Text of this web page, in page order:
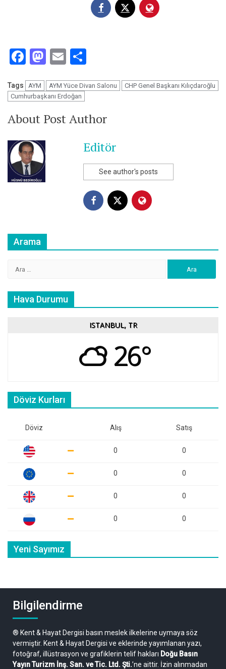
Facebook
Mastodon
Email
Tags AYM AYM Yüce Divan Salonu
CHP Genel Başkanı Kılıçdaroğlu
Cumhurbaşkanı Erdoğan
About Post Author
Editör
See author's posts
Arama
Hava Durumu
ISTANBUL, TR
26°
Döviz Kurları
Döviz Alış Satış
0 0
0 0
0 0
0 0
Yeni Sayımız
Bilgilendirme
® Kent & Hayat Dergisi basın meslek ilkelerine uymaya söz
vermiştir. Kent & Hayat Dergisi ve eklerinde yayımlanan yazı,
fotoğraf, illüstrasyon ve grafiklerin telif hakları Doğu Basın
Yayın Turizm İnş. San. ve Tic. Ltd. Şti.’ne aittir. İzin alınmadan